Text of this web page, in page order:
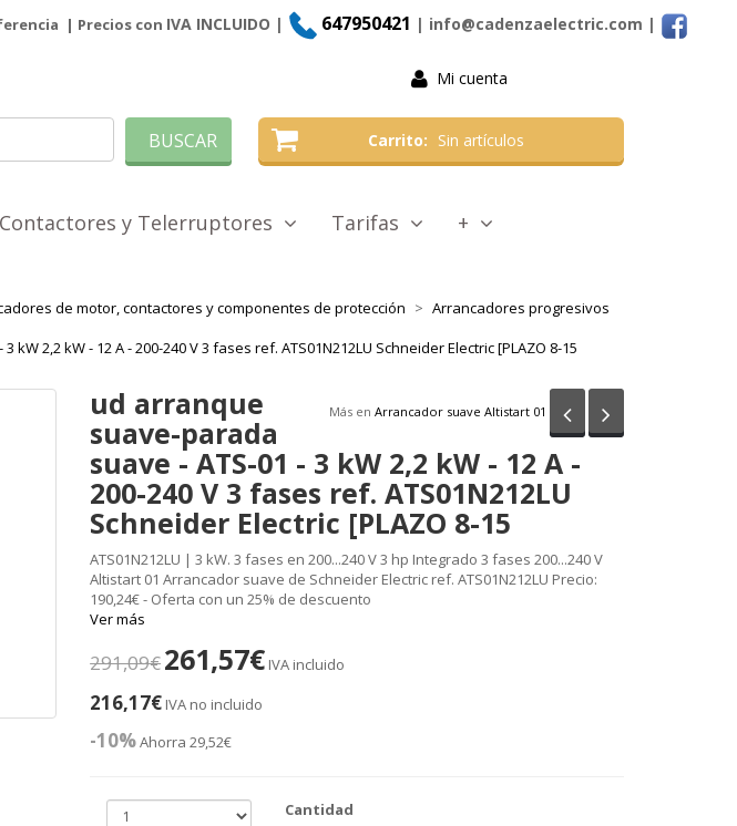
| Precios con IVA INCLUIDO | 647950421 | info@cadenzaelectric.com |
Mi cuenta
Carrito Sin artículos
BUSCAR
Contactores y Telerruptores Tarifas +
de motor, contactores y componentes de protección
Arrancadores progresivos
2,2 kW - 12 A - 200-240 V 3 fases ref. ATS01N212LU Schneider Electric [PLAZO 8-15
Más en Arrancador suave Altistart 01 Anterior
ud arranque
suave-parada
suave - ATS-01 - 3 kW 2,2 kW - 12 A -
200-240 V 3 fases ref. ATS01N212LU
Schneider Electric [PLAZO 8-15
ATS01N212LU | 3 kW. 3 fases en 200...240 V 3 hp Integrado 3 fases 200...240 V
Altistart 01 Arrancador suave de Schneider Electric ref. ATS01N212LU Precio:
190,24€ - Oferta con un 25% de descuento
Ver más
291,09€261,57€ IVA incluido
216,17€ IVA no incluido
-10%Ahorra 29,52€
Cantidad